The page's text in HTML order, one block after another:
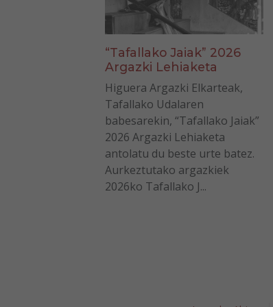
“Tafallako Jaiak” 2026
Argazki Lehiaketa
Higuera Argazki Elkarteak,
Tafallako Udalaren
babesarekin, “Tafallako Jaiak”
2026 Argazki Lehiaketa
antolatu du beste urte batez.
Aurkeztutako argazkiek
2026ko Tafallako J...